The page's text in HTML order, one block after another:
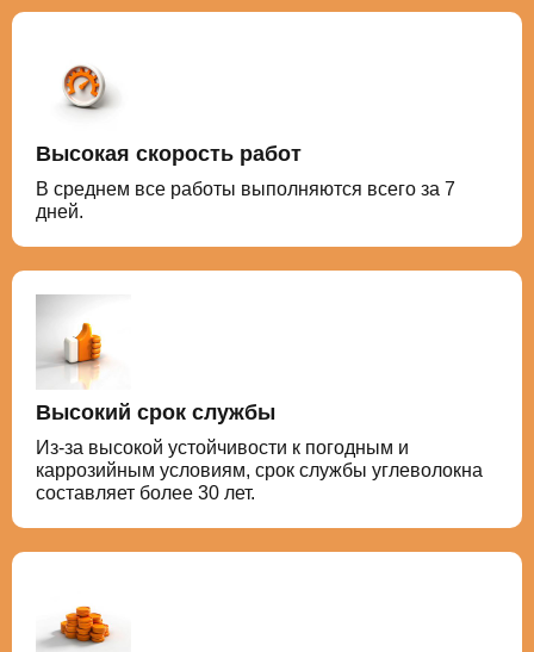
Высокая скорость работ
В среднем все работы выполняются всего за 7
дней.
Высокий срок службы
Из-за высокой устойчивости к погодным и
каррозийным условиям, срок службы углеволокна
составляет более 30 лет.